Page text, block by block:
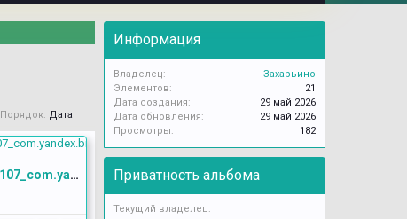
Порядок: Дата
Screenshot_20260529_151107_com.yandex.browser
Информация
Владелец:
Захарьино
Элементов:
21
Дата создания:
29 май 2026
Дата обновления:
29 май 2026
Просмотры:
182
Приватность альбома
Текущий владелец: